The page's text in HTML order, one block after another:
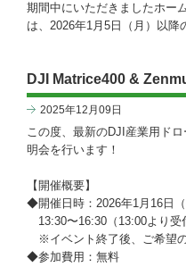
期間中にいただきましたホー
は、2026年1月5日（月）以降
DJI Matrice400 &
2025年12月09日
この度、最新のDJI産業用ド
明会を行います！
【開催概要】
◆開催日時：2026年1月16日（
13:30〜16:30（13:00より受
※イベント終了後、ご希望
◆参加費用：無料